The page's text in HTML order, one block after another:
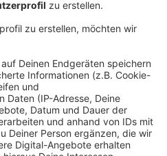
der Untreue.
10:05
zurück. Das
Handwerkskammer einen
haben soll, sei fehlerhaft.